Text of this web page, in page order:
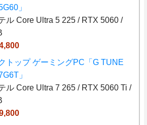
」
ル Core Ultra 5 225 / RTX 5060 /
トップ ゲーミングPC「G TUNE
」
ル Core Ultra 7 265 / RTX 5060 Ti /